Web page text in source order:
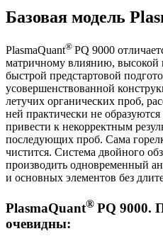
Базовая модель
PlasmaQuant® PQ 9000
матричному влиянию, высокой
быстрой предстартовой
усовершенствованной
летучих органических проб,
ней практически не
привести к некорректным
последующих проб. Сама
чистится. Система двойного
производить одновременный
и основных элементов без
PlasmaQuant® PQ 9000.
очевидны: